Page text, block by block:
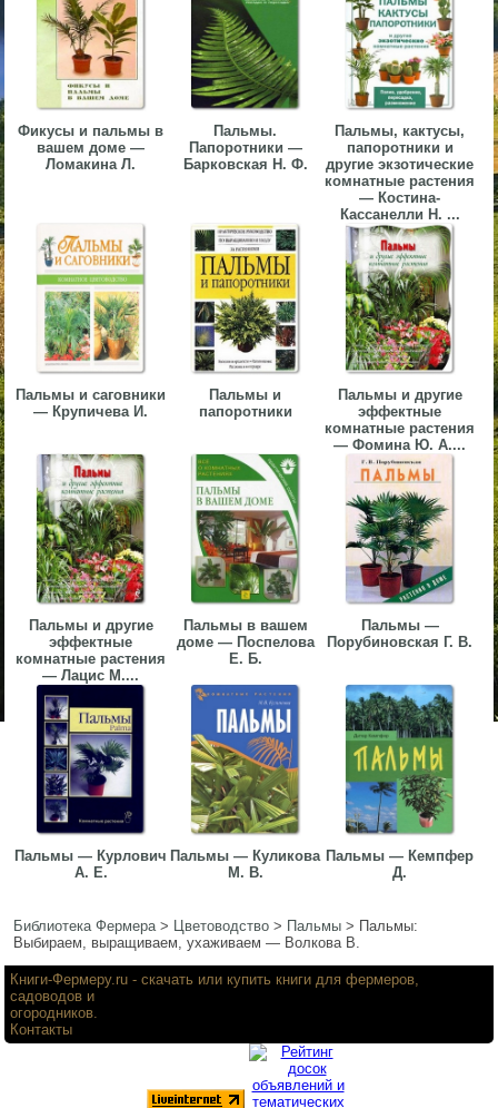
Фикусы и пальмы в
вашем доме —
Ломакина Л.
Пальмы.
Папоротники —
Барковская Н. Ф.
Пальмы, кактусы,
папоротники и
другие экзотические
комнатные растения
— Костина-
Кассанелли Н. ...
Пальмы и саговники
— Крупичева И.
Пальмы и
папоротники
Пальмы и другие
эффектные
комнатные растения
— Фомина Ю. А....
Пальмы и другие
эффектные
комнатные растения
— Лацис М....
Пальмы в вашем
доме — Поспелова
Е. Б.
Пальмы —
Порубиновская Г. В.
Пальмы — Курлович
А. Е.
Пальмы — Куликова
М. В.
Пальмы — Кемпфер
Д.
Библиотека Фермера> Цветоводство > Пальмы > Пальмы:
Выбираем, выращиваем, ухаживаем — Волкова В.
▼
▼
Книги-Фермеру.ru - скачать или купить книги для фермеров,
садоводов и
огородников.
Контакты